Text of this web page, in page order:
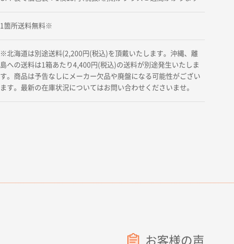
1箇所送料無料※
※北海道は別途送料(2,200円(税込)を頂戴いたします。沖縄、離
島への送料は1箱あたり4,400円(税込)の送料が別途発生いたしま
す。商品は予告なしにメーカー欠品や廃盤になる可能性がござい
ます。最新の在庫状況についてはお問い合わせくださいませ。
お客様の声